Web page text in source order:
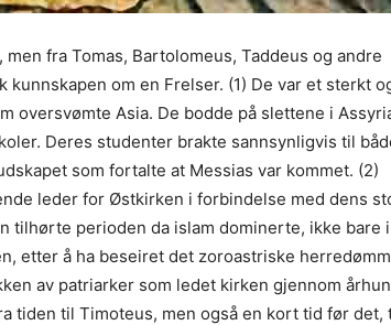
fra Tomas, Bartolomeus, Taddeus og andre
om en Frelser. (1) De var et sterkt
oversvømte Asia. De bodde på slettene i
Deres studenter brakte sannsynligvis til
som fortalte at Messias var kommet. (2)
leder for Østkirken i forbindelse med dens
tilhørte perioden da islam dominerte, ikke bare
etter å ha beseiret det zoroastriske
av patriarker som ledet kirken gjennom
tiden til Timoteus, men også en kort tid før det,